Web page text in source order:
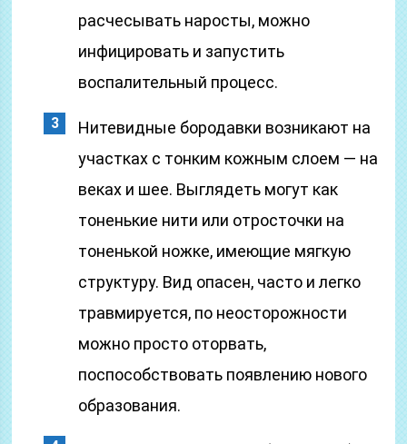
расчесывать наросты, можно
инфицировать и запустить
воспалительный процесс.
Нитевидные бородавки возникают на
участках с тонким кожным слоем — на
веках и шее. Выглядеть могут как
тоненькие нити или отросточки на
тоненькой ножке, имеющие мягкую
структуру. Вид опасен, часто и легко
травмируется, по неосторожности
можно просто оторвать,
поспособствовать появлению нового
образования.